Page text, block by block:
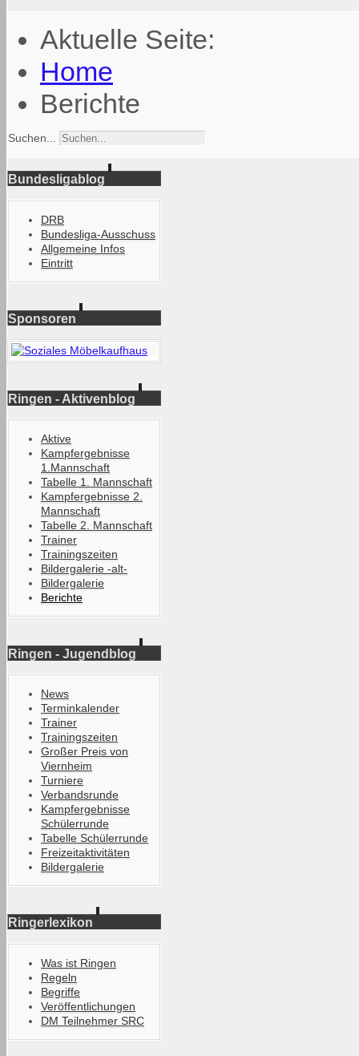
Aktuelle Seite:
Home
Berichte
Suchen...
Bundesligablog
DRB
Bundesliga-Ausschuss
Allgemeine Infos
Eintritt
Sponsoren
Ringen - Aktivenblog
Aktive
Kampfergebnisse
1.Mannschaft
Tabelle 1. Mannschaft
Kampfergebnisse 2.
Mannschaft
Tabelle 2. Mannschaft
Trainer
Trainingszeiten
Bildergalerie -alt-
Bildergalerie
Berichte
Ringen - Jugendblog
News
Terminkalender
Trainer
Trainingszeiten
Großer Preis von
Viernheim
Turniere
Verbandsrunde
Kampfergebnisse
Schülerrunde
Tabelle Schülerrunde
Freizeitaktivitäten
Bildergalerie
Ringerlexikon
Was ist Ringen
Regeln
Begriffe
Veröffentlichungen
DM Teilnehmer SRC